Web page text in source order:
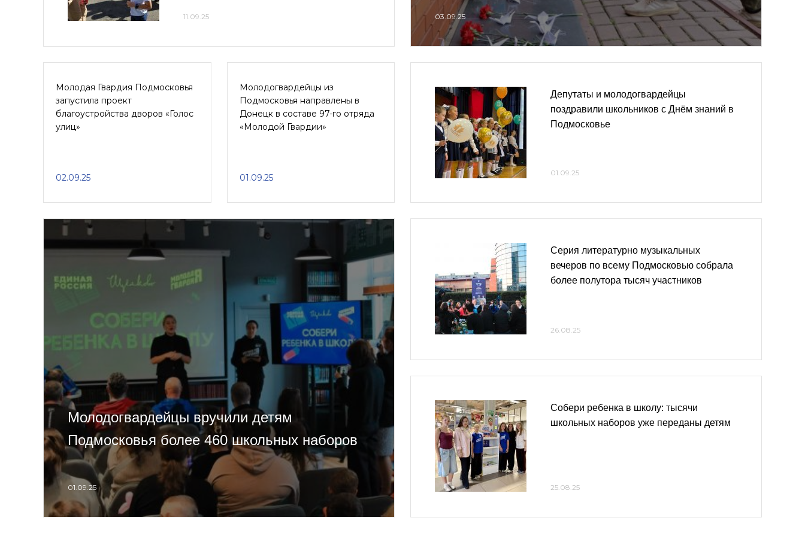
11.09.25 03.09.25
Молодая Гвардия Подмосковья
запустила проект
благоустройства дворов «Голос
улиц»
02.09.25
Молодогвардейцы из
Подмосковья направлены в
Донецк в составе 97-го отряда
«Молодой Гвардии»
01.09.25
Депутаты и молодогвардейцы
поздравили школьников с Днём знаний в
Подмосковье
01.09.25
Молодогвардейцы вручили детям
Подмосковья более 460 школьных наборов
01.09.25
Серия литературно музыкальных
вечеров по всему Подмосковью собрала
более полутора тысяч участников
26.08.25
Собери ребенка в школу: тысячи
школьных наборов уже переданы детям
25.08.25